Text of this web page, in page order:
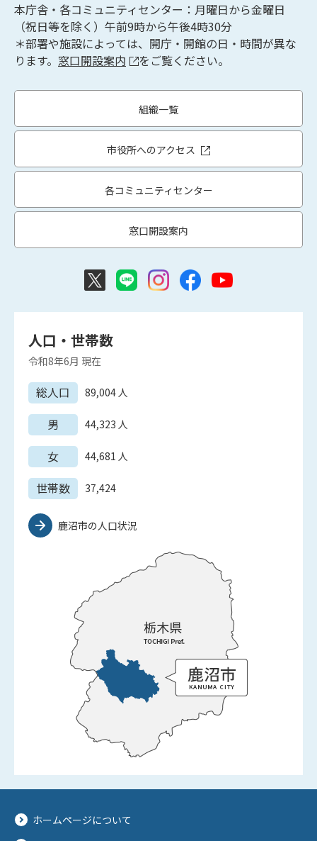
本庁舎・各コミュニティセンター：月曜日から金曜日
（祝日等を除く）午前9時から午後4時30分
＊部署や施設によっては、開庁・開館の日・時間が異な
ります。 窓口開設案内 をご覧ください。
組織一覧
市役所へのアクセス
各コミュニティセンター
窓口開設案内
人口・世帯数
令和8年6月 現在
総人口 89,004人
男 44,323 人
女 44,681 人
世帯数 37,424
鹿沼市の人口状況
ホームページについて